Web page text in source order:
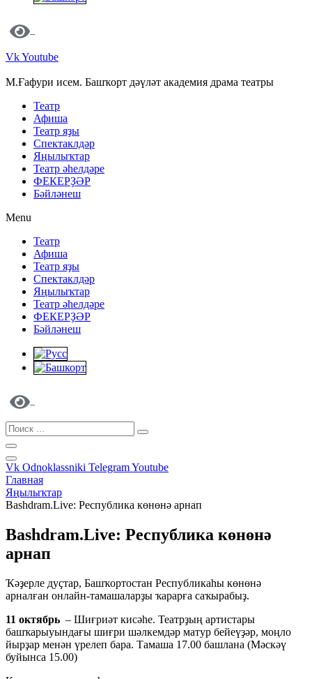
VkYoutube
М.Ғафури исем. Башҡорт дәүләт академия драма театры
Театр
Афиша
Театр яҙы
Спектаклдәр
Яңылыҡтар
Театр әһелдәре
ФЕКЕРҘӘР
Бәйләнеш
Menu
Театр
Афиша
Театр яҙы
Спектаклдәр
Яңылыҡтар
Театр әһелдәре
ФЕКЕРҘӘР
Бәйләнеш
Vk Odnoklassniki TelegramYoutube
Главная
Яңылыҡтар
Bashdram.Live: Республика көнөнә арнап
Bashdram.Live: Республика көнөнә
арнап
Ҡәҙерле дуҫтар, Башҡортостан Республикаһы көнөнә
арналған онлайн-тамашаларҙы ҡарарға саҡырабыҙ.
11 октябрь – Шиғриәт кисәһе. Театрҙың артистары
башҡарыуындағы шиғри шәлкемдәр матур бейеүҙәр, моңло
йырҙар менән үрелеп бара. Тамаша 17.00 башлана (Мәскәү
буйынса 15.00)